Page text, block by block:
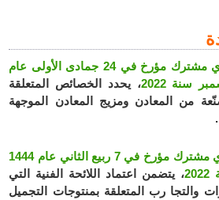
قرار وزاري مشترك مؤرخ في 24 جمادى الأولى عام
، يحدد الخصائص المتعلقة
من المعادن ومزيج المعادن الموجهة
قرار وزاري مشترك مؤرخ في 7 ربيع الثاني عام 1444
، يتضمن اعتماد اللائحة الفنية التي
والتجا رب المتعلقة بمنتوجات التجميل